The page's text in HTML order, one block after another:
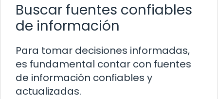
Buscar fuentes confiables
de información
Para tomar decisiones informadas,
es fundamental contar con fuentes
de información confiables y
actualizadas.